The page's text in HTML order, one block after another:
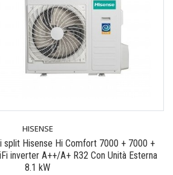
HISENSE
split Hisense Hi Comfort 7000 + 7000 +
inverter A++/A+ R32 Con Unità Esterna
8.1 kW